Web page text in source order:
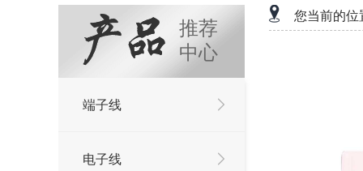
推荐
中心
端子线
电子线
您当前的位